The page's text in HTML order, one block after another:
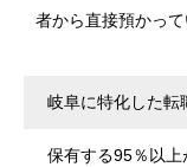
者から直接預かって
岐阜に特化した転
保有する95％以上